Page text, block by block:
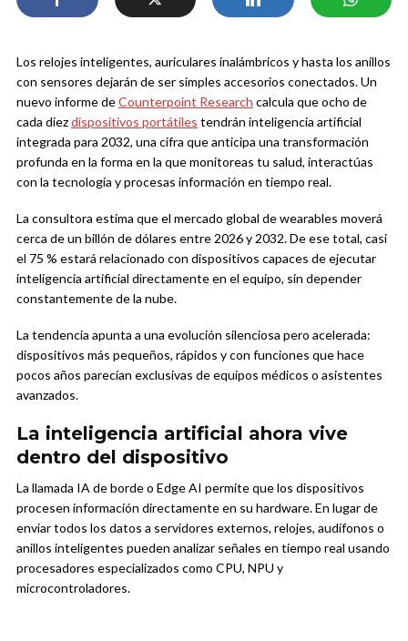
Los relojes inteligentes, auriculares inalámbricos y hasta los anillos
con sensores dejarán de ser simples accesorios conectados. Un
nuevo informe deCounterpoint Research calcula que ocho de
cada diezdispositivos portátiles tendrán inteligencia artificial
integrada para 2032, una cifra que anticipa una transformación
profunda en la forma en la que monitoreas tu salud, interactúas
con la tecnología y procesas información en tiempo real.
La consultora estima que el mercado global de wearables moverá
cerca de un billón de dólares entre 2026 y 2032. De ese total, casi
el 75 % estará relacionado con dispositivos capaces de ejecutar
inteligencia artificial directamente en el equipo, sin depender
constantemente de la nube.
La tendencia apunta a una evolución silenciosa pero acelerada:
dispositivos más pequeños, rápidos y con funciones que hace
pocos años parecían exclusivas de equipos médicos o asistentes
avanzados.
La inteligencia artificial ahora vive
dentro del dispositivo
La llamada IA de borde o Edge AI permite que los dispositivos
procesen información directamente en su hardware. En lugar de
enviar todos los datos a servidores externos, relojes, audífonos o
anillos inteligentes pueden analizar señales en tiempo real usando
procesadores especializados como CPU, NPU y
microcontroladores.